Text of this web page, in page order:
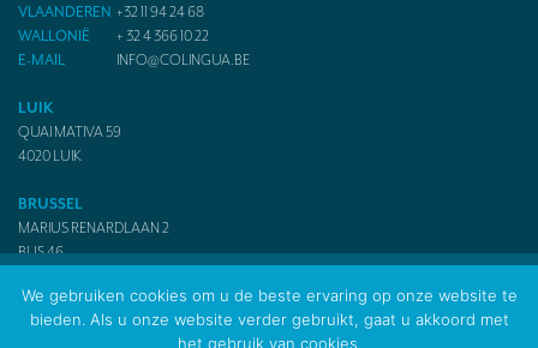
VLAANDEREN +32 11 94 24 68
WALLONIË
+ 32 4 366 10 22
E-MAIL
INFO@COLINGUA.BE
LUIK
QUAI MATIVA 59
4020LUIK
BRUSSEL
MARIUS RENARDLAAN 2
BUS 46
We gebruiken cookies om u de beste ervaring op onze website te
bieden. Als u onze website verder gebruikt, gaat u akkoord met
het gebruik van cookies.